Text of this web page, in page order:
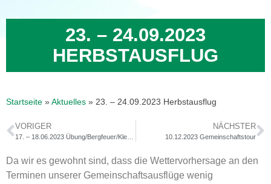
23. – 24.09.2023
HERBSTAUSFLUG
Startseite » Aktuelles » 23. – 24.09.2023 Herbstausflug
VORIGER NÄCHSTER
10.12.2023 Gemeinschaftstour
Da wir es gewohnt sind, dass die Wettervorhersage an den
Terminen unserer Gemeinschaftsausflüge wenig